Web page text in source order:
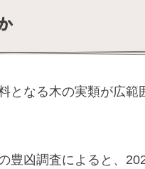
となる木の実類が広範
豊凶調査によると、